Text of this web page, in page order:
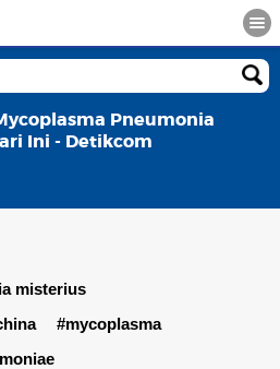
Pneumonia
Ini - Detikcom
misterius
#mycoplasma